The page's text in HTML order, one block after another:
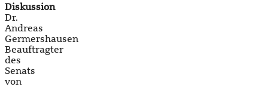
Diskussion
Dr.
Andreas
Germershausen
Beauftragter
des
Senats
von